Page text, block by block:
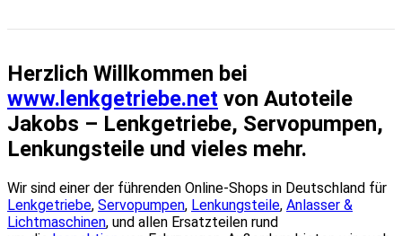
Herzlich Willkommen bei
www.lenkgetriebe.net von Autoteile
Jakobs – Lenkgetriebe, Servopumpen,
Lenkungsteile und vieles mehr.
Wir sind einer der führenden Online-Shops in Deutschland für
Lenkgetriebe, Servopumpen, Lenkungsteile, Anlasser &
Lichtmaschinen, und allen Ersatzteilen rund